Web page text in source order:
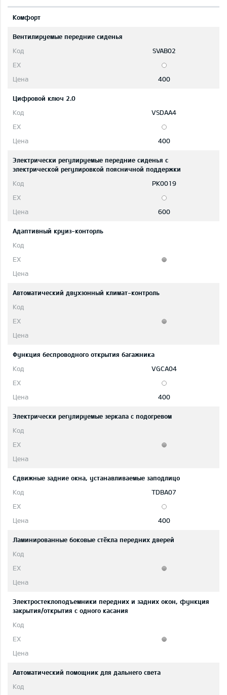
Комфорт
Вентилируемые передние сиденья
SVAB02
400
Цифровой ключ 2.0
VSDAA4
400
Электрически регулируемые передние сиденья с
электрической регулировкой поясничной поддержки
PK0019
600
Адаптивный круиз-конторль
Автоматический двухзонный климат-контроль
Функция беспроводного открытия багажника
VGCA04
400
Электрически регулируемые зеркала с подогревом
Сдвижные задние окна, устанавливаемые заподлицо
TDBA07
400
Ламинированные боковые стёкла передних дверей
Электростеклоподъемники передних и задних окон, функция
закрытия/открытия с одного касания
Автоматический помощник для дальнего света